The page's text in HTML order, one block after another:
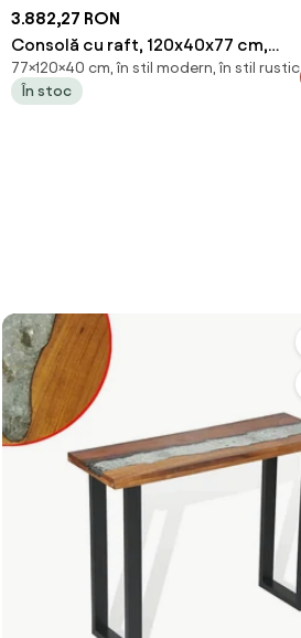
3.882,27 RON
Consolă cu raft, 120x40x77 cm,
Grenada, Bizzotto
77×120×40 cm, în stil modern, în stil rustic
În stoc